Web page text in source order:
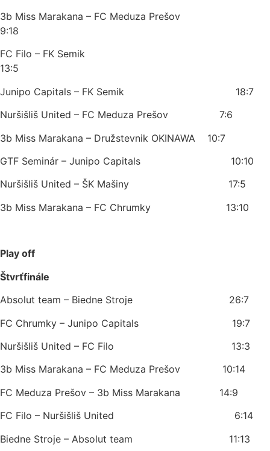
3b Miss Marakana – FC Meduza Prešov
9:18
FC Filo – FK Semik
13:5
Junipo Capitals – FK Semik 18:7
Nuršišliš United – FC Meduza Prešov 7:6
3b Miss Marakana – Družstevnik OKINAWA 10:7
GTF Seminár – Junipo Capitals 10:10
Nuršišliš United – ŠK Mašiny 17:5
3b Miss Marakana – FC Chrumky 13:10
Play off
Štvrťfinále
Absolut team – Biedne Stroje 26:7
FC Chrumky – Junipo Capitals 19:7
Nuršišliš United – FC Filo 13:3
3b Miss Marakana – FC Meduza Prešov 10:14
FC Meduza Prešov – 3b Miss Marakana 14:9
FC Filo – Nuršišliš United 6:14
Biedne Stroje – Absolut team 11:13